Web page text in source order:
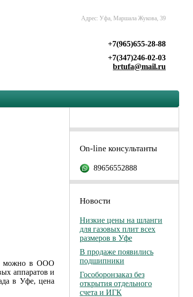
Адрес: Уфа, Маршала Жукова, 39
+7(965)655-28-88
+7(347)246-02-03
brtufa@mail.ru
можно в ООО
аппаратов и
в Уфе, цена
On-line консультанты
89656552888
Новости
Низкие цены на шланги
для газовых плит всех
размеров в Уфе
В продаже появились
подшипники
Гособоронзаказ без
открытия отдельного
счета и ИГК